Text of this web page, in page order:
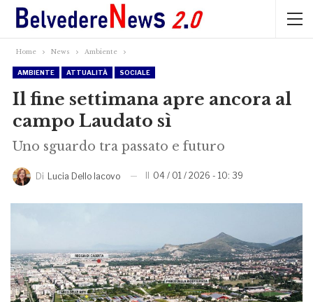
Home News Ambiente
AMBIENTE ATTUALITÀ SOCIALE
Il fine settimana apre ancora al
campo Laudato sì
Uno sguardo tra passato e futuro
Di Lucia Dello Iacovo 04 / 01 / 2026 - 10: 39